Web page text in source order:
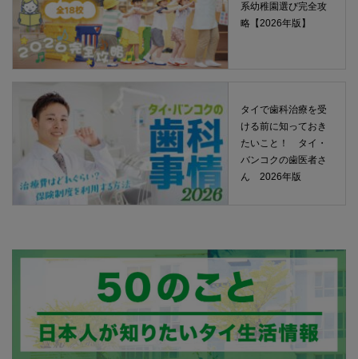
系幼稚園選び完全攻
略【2026年版】
タイで歯科治療を受
ける前に知っておき
たいこと！ タイ・
バンコクの歯医者さ
ん 2026年版